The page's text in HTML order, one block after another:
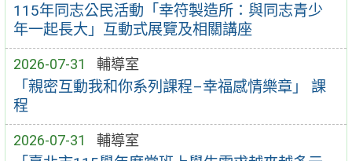
115年同志公民活動「幸符製造所：與同志青少
年一起長大」互動式展覽及相關講座
2026-07-31 輔導室
「親密互動我和你系列課程–幸福感情樂章」 課
程
2026-07-31 輔導室